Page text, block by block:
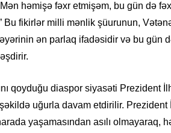
həmişə fəxr etmişəm, bu gün də
Bu fikirlər milli mənlik şüurunun,
ən parlaq ifadəsidir və bu gün
qoyduğu diaspor siyasəti Prezident
şəkildə uğurla davam etdirilir.
yaşamasından asılı olmayaraq,